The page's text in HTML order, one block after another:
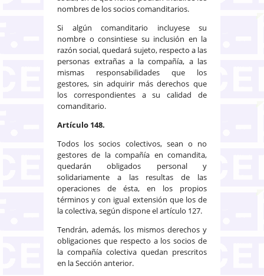
nombres de los socios comanditarios.
Si algún comanditario incluyese su
nombre o consintiese su inclusión en la
razón social, quedará sujeto, respecto a las
personas extrañas a la compañía, a las
mismas responsabilidades que los
gestores, sin adquirir más derechos que
los correspondientes a su calidad de
comanditario.
Artículo 148.
Todos los socios colectivos, sean o no
gestores de la compañía en comandita,
quedarán obligados personal y
solidariamente a las resultas de las
operaciones de ésta, en los propios
términos y con igual extensión que los de
la colectiva, según dispone el artículo 127.
Tendrán, además, los mismos derechos y
obligaciones que respecto a los socios de
la compañía colectiva quedan prescritos
en la Sección anterior.